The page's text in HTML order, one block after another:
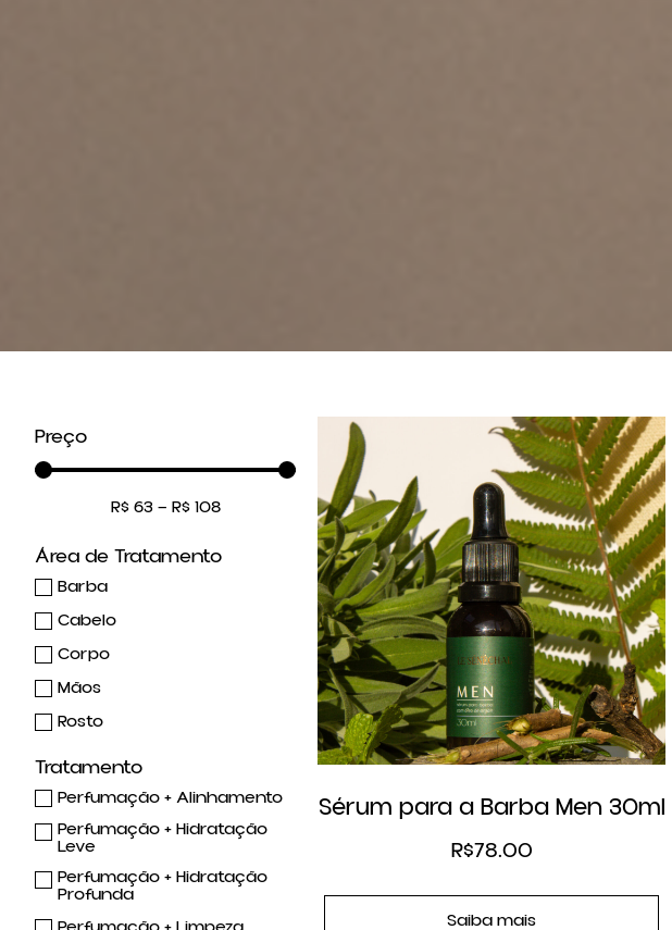
Preço
R$ 63 — R$ 108
Área de Tratamento
Barba
Cabelo
Corpo
Mãos
Rosto
Tratamento
Perfumação + Alinhamento
Perfumação + Hidratação
Leve
Perfumação + Hidratação
Profunda
Sérum para a Barba Men 30ml
R$78.00
Saiba mais